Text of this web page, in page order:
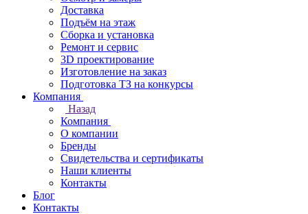
Доставка
Подъём на этаж
Сборка и установка
Ремонт и сервис
3D проектирование
Изготовление на заказ
Подготовка ТЗ на конкурсы
Компания
Назад
Компания
О компании
Бренды
Свидетельства и сертификаты
Наши клиенты
Контакты
Блог
Контакты